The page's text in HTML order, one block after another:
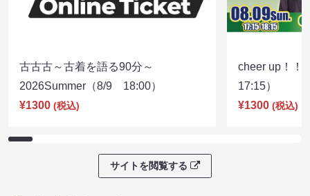
古古古～古着を語る90分～
2026Summer（8/9 18:00）
¥1300 (税込)
cheer up！
17:15）
¥1300 (税込)
サイトを閲覧する